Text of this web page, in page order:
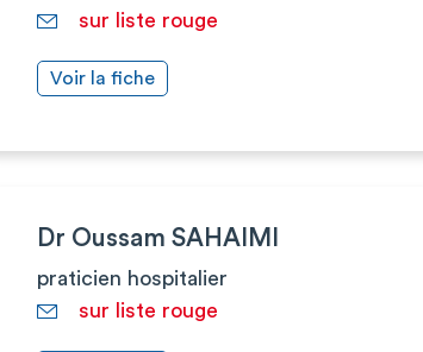
sur liste rouge
Voir la fiche
Dr Oussam SAHAIMI
praticien hospitalier
sur liste rouge